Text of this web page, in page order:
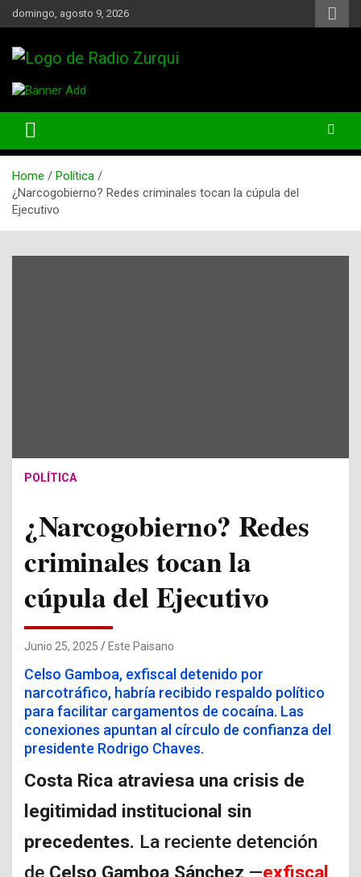
Skip
to
domingo, agosto 9, 2026
Radio Zurqui
Home
Política
¿Narcogobierno? Redes criminales tocan la cúpula del
Ejecutivo
POLÍTICA
¿Narcogobierno? Redes
criminales tocan la
cúpula del Ejecutivo
Junio 25, 2025 Este Paisano
Celso Gamboa, exfiscal detenido por
narcotráfico, habría recibido respaldo político
para facilitar cargamentos de cocaína. Las
conexiones apuntan al círculo de confianza del
presidente Rodrigo Chaves.
Costa Rica atraviesa una crisis de
legitimidad institucional sin
precedentes. La reciente detención
de Celso Gamboa Sánchez —exfiscal